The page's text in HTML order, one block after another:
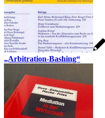
„Arbitration-Bashing“